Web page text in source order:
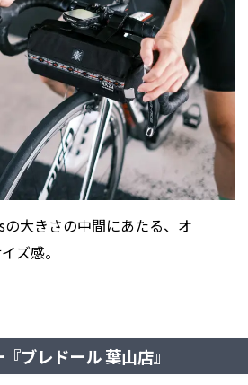
大きさの中間にあたる、オ
ズ感。
ブレドール 葉山店』